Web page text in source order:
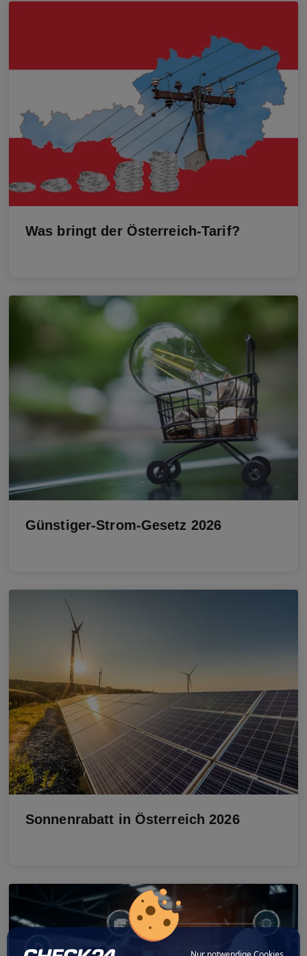
Was bringt der Österreich-Tarif?
Günstiger-Strom-Gesetz 2026
Sonnenrabatt in Österreich 2026